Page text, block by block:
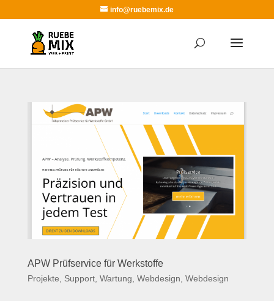
info@ruebemix.de
APW Prüfservice für Werkstoffe
Projekte, Support, Wartung, Webdesign, Webdesign